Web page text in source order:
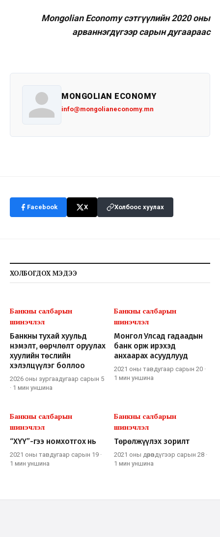
Mongolian Economy сэтгүүлийн 2020 оны
арваннэгдүгээр сарын дугаараас
MONGOLIAN ECONOMY
info@mongolianeconomy.mn
Facebook X Холбоос хуулах
ХОЛБОГДОХ МЭДЭЭ
Банкны салбарын
шинэчлэл
Банкны тухай хуульд
нэмэлт, өөрчлөлт оруулах
хуулийн төслийн
хэлэлцүүлэг боллоо
2026 оны зургаадугаар сарын 5
· 1 мин уншина
Банкны салбарын
шинэчлэл
Монгол Улсад гадаадын
банк орж ирэхэд
анхаарах асуудлууд
2021 оны тавдугаар сарын 20 ·
1 мин уншина
Банкны салбарын
шинэчлэл
“ХҮҮ”-гээ номхотгох нь
2021 оны тавдугаар сарын 19 ·
1 мин уншина
Банкны салбарын
шинэчлэл
Төрөлжүүлэх зорилт
2021 оны дөрөвдүгээр сарын 28 ·
1 мин уншина